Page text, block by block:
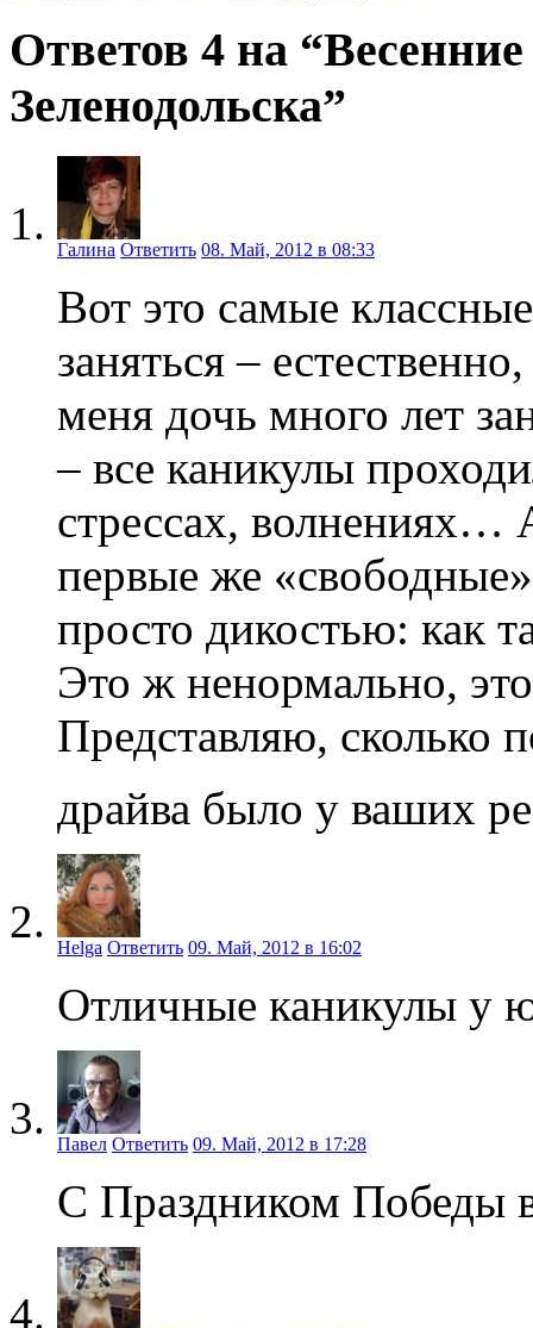
Ответов 4 на
Зеленодольска”
Галина Ответить 08. Май, 2012 в 08:33
Вот это самые
заняться –
меня дочь много лет
– все каникулы
стрессах, волнениях…
первые же
просто дикостью: как
Это ж ненормально,
Представляю, сколько
драйва было у ваших
Helga Ответить 09. Май, 2012 в 16:02
Отличные каникулы у
Павел Ответить 09. Май, 2012 в 17:28
С Праздником Победы